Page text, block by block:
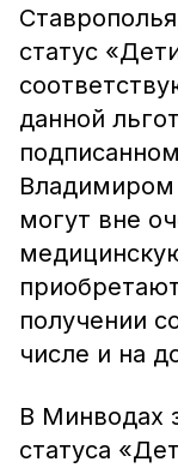
статус
данной
могут вне
получении
числе и на
В Минводах
статуса